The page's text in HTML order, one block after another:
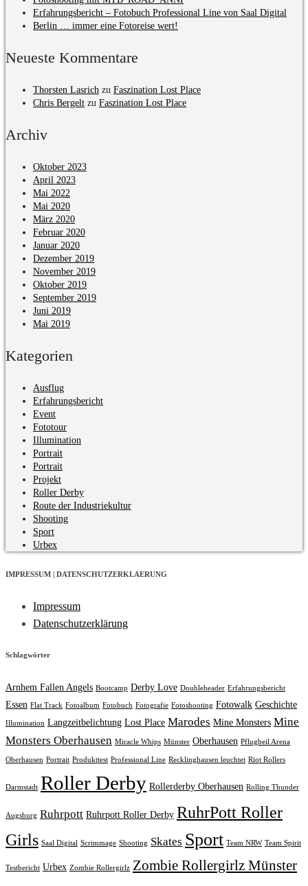
Erfahrungsbericht – Fotobuch Professional Line von Saal Digital
Berlin … immer eine Fotoreise wert!
Neueste Kommentare
Thorsten Lasrich zu Faszination Lost Place
Chris Bergelt zu Faszination Lost Place
Archiv
Oktober 2023
April 2023
Mai 2022
Mai 2020
März 2020
Februar 2020
Januar 2020
Dezember 2019
November 2019
Oktober 2019
September 2019
Juni 2019
Mai 2019
Kategorien
Ausflug
Erfahrungsbericht
Event
Fototour
Illumination
Portrait
Portrait
Projekt
Roller Derby
Route der Industriekultur
Shooting
Sport
Urbex
IMPRESSUM | DATENSCHUTZERKLAERUNG
Impressum
Datenschutzerklärung
Schlagwörter
Arnhem Fallen Angels Bootcamp Derby Love Doubleheader Erfahrungsbericht
Essen Flat Track Fotoalbum Fotobuch Fotografie Fotoshooting Fotowalk Geschichte
Illumination Langzeitbelichtung Lost Place Marodes Mine Monsters Mine
Monsters Oberhausen Miracle Whips Münster Oberhausen Pflugbeil Arena
Oberhausen Portrait Produkttest Professional Line Recklinghausen leuchtet Riot Rollers
Darmstadt Roller Derby Rollerderby Oberhausen Rolling Thunder
Augsburg Ruhrpott Ruhrpott Roller Derby RuhrPott Roller
Girls Saal Digital Scrimmage Shooting Skates Sport Team NRW Team Spirit
Testbericht Urbex Zombie Rollergirlz Zombie Rollergirlz Münster